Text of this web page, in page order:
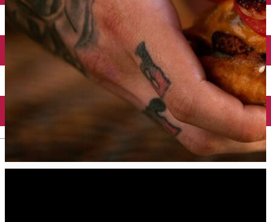
Închirieri auto
Închirieri biciclete
Taxi
Încărcare vehicule electrice